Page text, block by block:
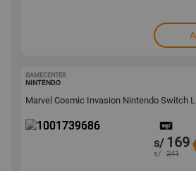
GAMECENTER
NINTENDO
Marvel Cosmic Invasion Nintendo Switch
s/ 169
s/ 241